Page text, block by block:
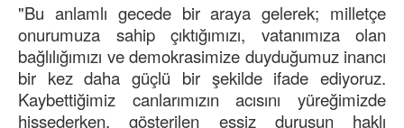
"Bu anlamlı gecede bir araya gelerek; milletçe
onurumuza sahip çıktığımızı, vatanımıza olan
bağlılığımızı ve demokrasimize duyduğumuz inancı
bir kez daha güçlü bir şekilde ifade ediyoruz.
Kaybettiğimiz canlarımızın acısını yüreğimizde
hissederken, gösterilen eşsiz duruşun haklı